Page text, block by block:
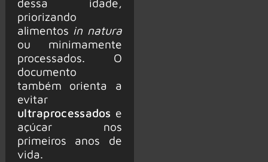
dessa idade,
priorizando
alimentos in natura
ou minimamente
processados. O
documento
também orienta a
evitar
ultraprocessados e
açúcar nos
primeiros anos de
vida.